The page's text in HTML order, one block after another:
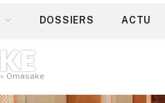
DOSSIERS ACTU
» Omasake